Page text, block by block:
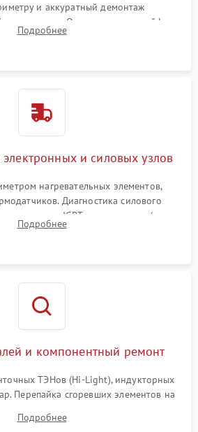
и аккуратный демонтаж
поверхности. Отсоединение шлейфов
доступа к силовым платам, катушкам
Подробнее
электронных и силовых узлов
нагревательных элементов,
Диагностика силового
мостов и IGBT-транзисторов (для
кранов и газ-контроля (для газовых
Подробнее
и компонентный ремонт
ТЭНов (Hi-Light), индукторных
Перепайка сгоревших элементов на
контактов и замена поврежденной
Подробнее